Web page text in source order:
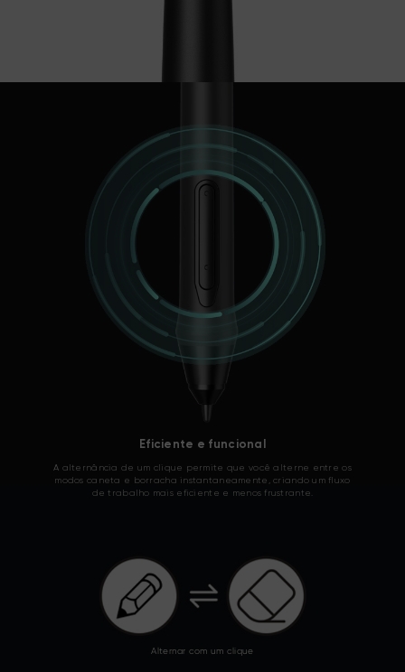
Eficiente e funcional
A alternância de um clique permite que você alterne entre os
modos caneta e borracha instantaneamente, criando um fluxo
de trabalho mais eficiente e menos frustrante.
Alternar com um clique